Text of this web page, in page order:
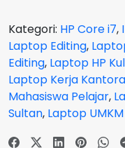
EW0015TU
OLED
Core
i7
1355U
EVO
RAM
16
Kategori: HP Core i7,
Laptop Editing,
Editing, Laptop HP
Laptop Kerja
Mahasiswa Pelajar,
Sultan, Laptop